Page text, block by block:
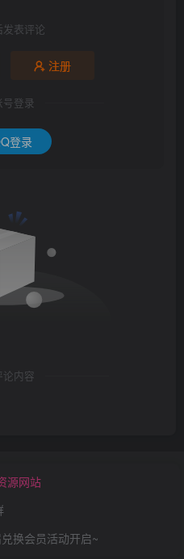
发表评论
注册
号登录
登录
论内容
源网站
换会员活动开启~